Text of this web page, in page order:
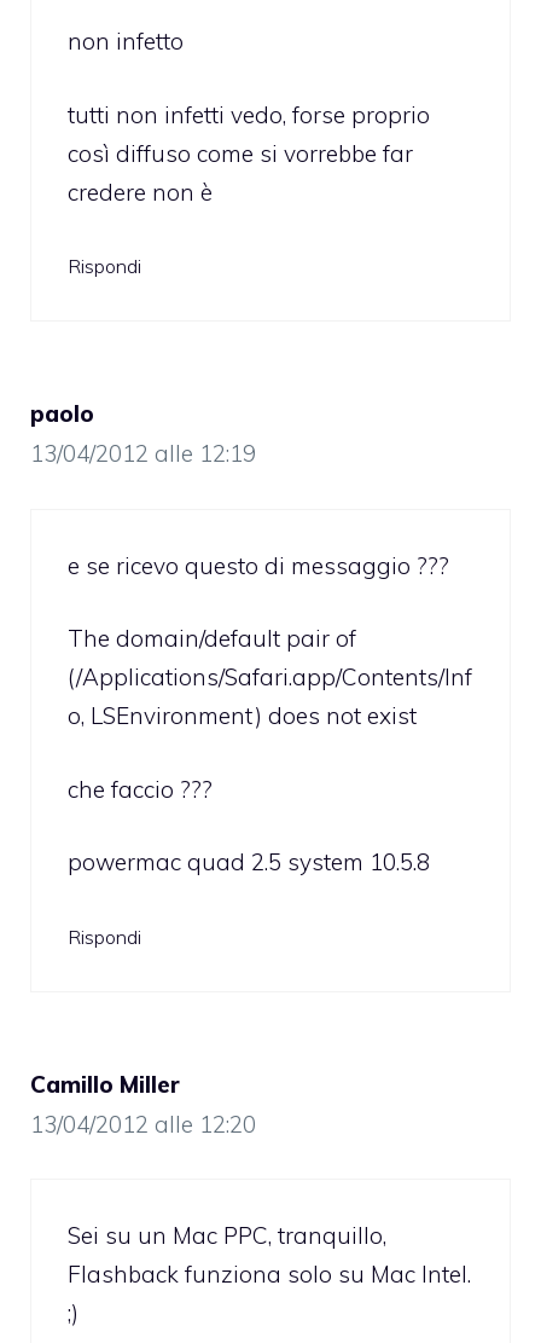
non infetto
tutti non infetti vedo, forse proprio
così diffuso come si vorrebbe far
credere non è
Rispondi
paolo
13/04/2012 alle 12:19
e se ricevo questo di messaggio ???
The domain/default pair of
(/Applications/Safari.app/Contents/Inf
o, LSEnvironment) does not exist
che faccio ???
powermac quad 2.5 system 10.5.8
Rispondi
Camillo Miller
13/04/2012 alle 12:20
Sei su un Mac PPC, tranquillo,
Flashback funziona solo su Mac Intel.
;)